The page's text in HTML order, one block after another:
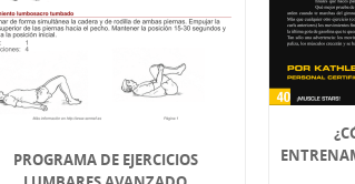
PROGRAMA DE EJERCICIOS